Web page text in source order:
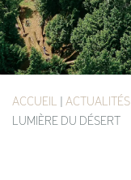
ACCUEIL | ACTUALITÉS
LUMIÈRE DU DÉSERT